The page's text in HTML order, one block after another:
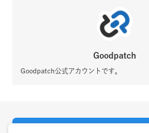
Goodpatch
Goodpatch公式アカウントです。